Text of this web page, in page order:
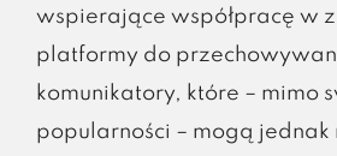
wspierające współpracę w
platformy do
komunikatory, które – mimo
popularności – mogą jednak